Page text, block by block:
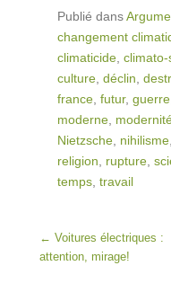
Publié dans
changement
climaticide
culture déclin
france futur, guerre
moderne
Nietzsche nihilisme
religion
rupture
temps travail
Post navigation
← Voitures électriques :
attention, mirage!